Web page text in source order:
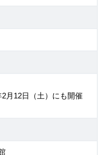
2月12日（土）にも開催